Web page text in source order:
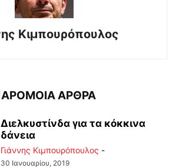
Κιμπουρόπουλος
ΑΡΘΡΑ
Διελκυστίνδα για τα κόκκινα
δάνεια
Γιάννης Κιμπουρόπουλος -
30 Ιανουαρίου, 2019